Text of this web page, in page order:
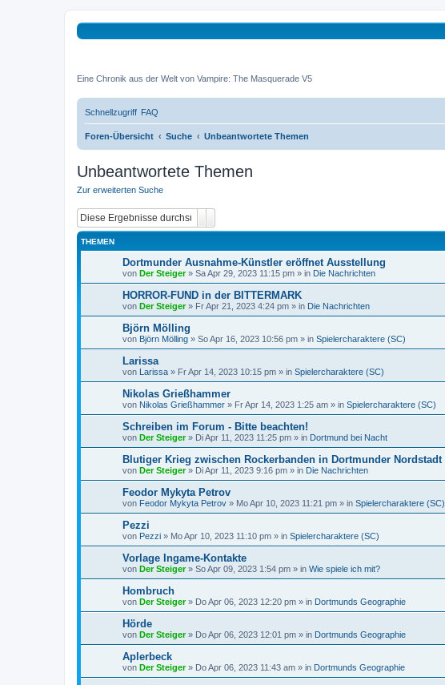
Eine Chronik aus der Welt von Vampire: The Masquerade V5
Schnellzugriff FAQ
Foren-Übersicht Suche Unbeantwortete Themen
Unbeantwortete Themen
Zur erweiterten Suche
THEMEN
Dortmunder Ausnahme-Künstler eröffnet Ausstellung
von Der Steiger» Sa Apr 29, 2023 11:15 pm » in Die Nachrichten
HORROR-FUND in der BITTERMARK
von Der Steiger» Fr Apr 21, 2023 4:24 pm » in Die Nachrichten
Björn Mölling
von Björn Mölling » So Apr 16, 2023 10:56 pm » in Spielercharaktere (SC)
Larissa
von Larissa » Fr Apr 14, 2023 10:15 pm » in Spielercharaktere (SC)
Nikolas Grießhammer
von Nikolas Grießhammer » Fr Apr 14, 2023 1:25 am » in Spielercharaktere (SC)
Schreiben im Forum - Bitte beachten!
von Der Steiger» Di Apr 11, 2023 11:25 pm » in Dortmund bei Nacht
Blutiger Krieg zwischen Rockerbanden in Dortmunder Nordstadt
von Der Steiger» Di Apr 11, 2023 9:16 pm » in Die Nachrichten
Feodor Mykyta Petrov
von Feodor Mykyta Petrov » Mo Apr 10, 2023 11:21 pm » in Spielercharaktere (SC)
Pezzi
von Pezzi » Mo Apr 10, 2023 11:10 pm » in Spielercharaktere (SC)
Vorlage Ingame-Kontakte
von Der Steiger» So Apr 09, 2023 1:54 pm » in Wie spiele ich mit?
Hombruch
von Der Steiger» Do Apr 06, 2023 12:20 pm » in Dortmunds Geographie
Hörde
von Der Steiger» Do Apr 06, 2023 12:01 pm » in Dortmunds Geographie
Aplerbeck
von Der Steiger» Do Apr 06, 2023 11:43 am » in Dortmunds Geographie